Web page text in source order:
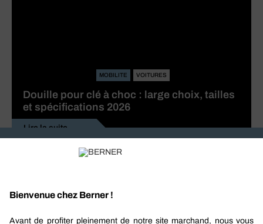
MOBILITE VOITURES
Douille pour clé à choc : large choix, tailles
et spécifications 2026
Lire la suite